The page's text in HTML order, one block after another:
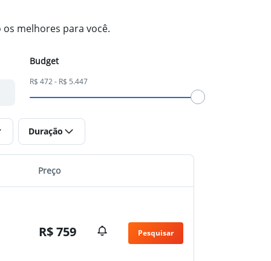
melhores para você.
Budget
R$ 472 - R$ 5.447
Duração
Preço
R$ 759 Pesquisar